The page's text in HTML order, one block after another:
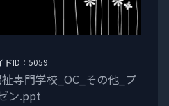
ドID：5059
専門学校_OC_その他_プ
ン.ppt